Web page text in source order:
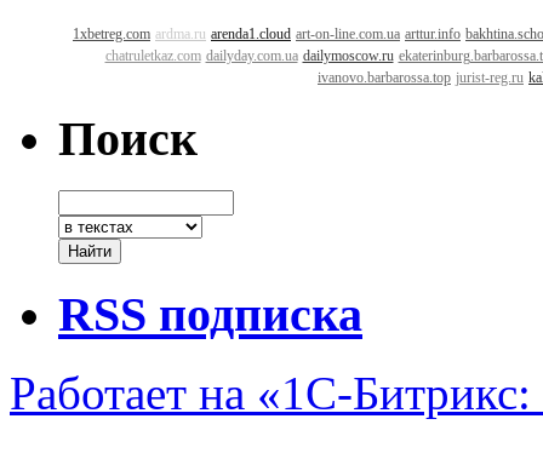
1xbetreg.com ardma.ru arenda1.cloud art-on-line.com.ua arttur.info
chatruletkaz.com dailyday.com.ua dailymoscow.ru
ivanovo.barbarossa.top jurist-reg.ru
Поиск
RSS подписка
Работает на «1С-